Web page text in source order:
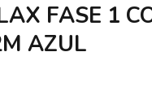
FASE 1
AZUL